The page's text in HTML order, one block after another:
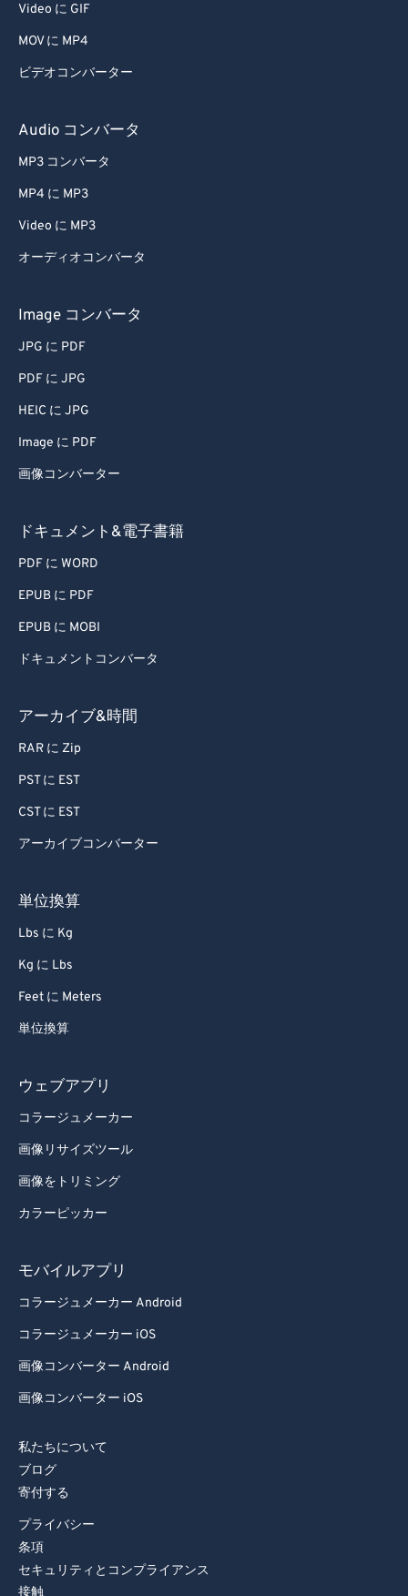
Video に GIF
MOV に MP4
ビデオコンバーター
Audio コンバータ
MP3 コンバータ
MP4 に MP3
Video に MP3
オーディオコンバータ
Image コンバータ
JPG に PDF
PDF に JPG
HEIC に JPG
Image に PDF
画像コンバーター
ドキュメント&電子書籍
PDF に WORD
EPUB に PDF
EPUB に MOBI
ドキュメントコンバータ
アーカイブ&時間
RAR に Zip
PST に EST
CST に EST
アーカイブコンバーター
単位換算
Lbs に Kg
Kg に Lbs
Feet に Meters
単位換算
ウェブアプリ
コラージュメーカー
画像リサイズツール
画像をトリミング
カラーピッカー
モバイルアプリ
コラージュメーカー Android
コラージュメーカー iOS
画像コンバーター Android
画像コンバーター iOS
私たちについて
ブログ
寄付する
プライバシー
条項
セキュリティとコンプライアンス
接触